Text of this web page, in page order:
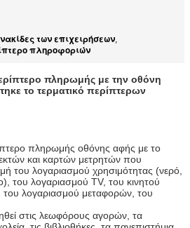
των επιχειρήσεων,
πληροφοριών
πληρωμής με την οθόνη
το τερματικό περίπτερων
πληρωμής οθόνης αφής με το
και καρτών μετρητών που
του λογαριασμού χρησιμότητας (νερό,
του λογαριασμού TV, του κινητού
του λογαριασμού μεταφορών, του
στις λεωφόρους αγορών, τα